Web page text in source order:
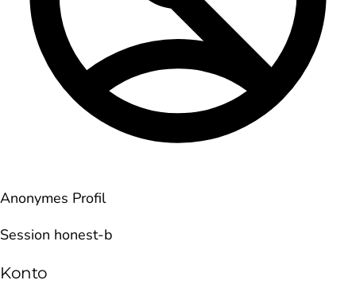
Anonymes Profil
Session honest-b
Konto